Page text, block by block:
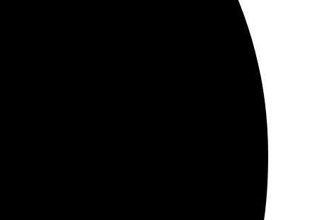
сайте, выбрал картинку и оплатил. В течение
и вниманием к деталям. Определенно стоит